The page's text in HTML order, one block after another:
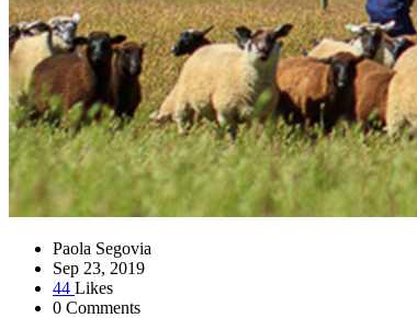
Paola Segovia
Sep 23, 2019
44 Likes
0 Comments